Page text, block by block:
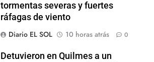
tormentas severas y fuertes
ráfagas de viento
Diario EL SOL
10 horas atrás 0
Detuvieron en Quilmes a un